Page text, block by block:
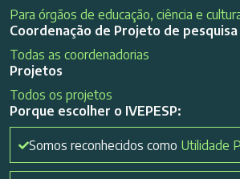
Para órgãos de educação, ciência e
Coordenação de Projeto de pesquisa
Todas as coordenadorias
Projetos
Todos os projetos
Porque escolher o IVEPESP:
Somos reconhecidos como Utilidade